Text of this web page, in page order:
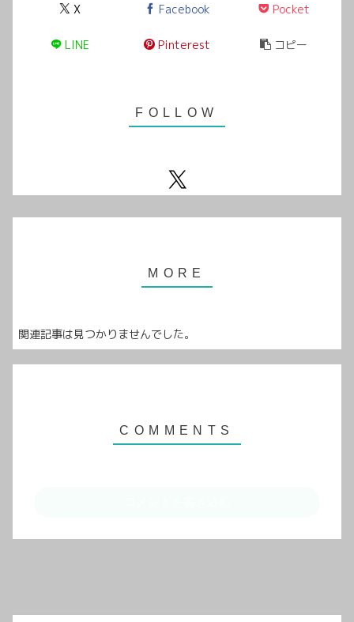
X Facebook Pocket
LINE Pinterest コピー
関連記事は見つかりませんでした。